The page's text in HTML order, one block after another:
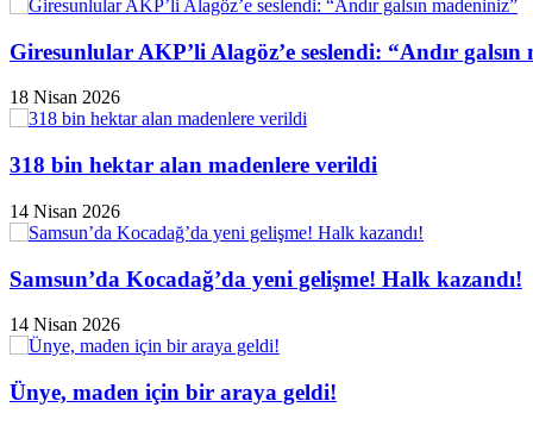
Giresunlular AKP’li Alagöz’e seslendi: “Andır galsın
18 Nisan 2026
318 bin hektar alan madenlere verildi
14 Nisan 2026
Samsun’da Kocadağ’da yeni gelişme! Halk kazandı!
14 Nisan 2026
Ünye, maden için bir araya geldi!